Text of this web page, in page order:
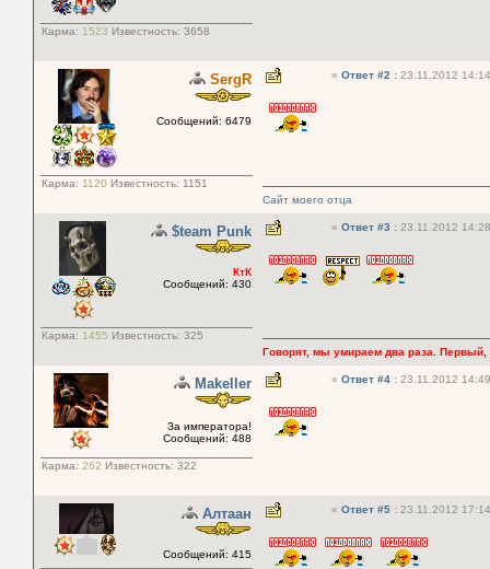
Карма: 1523 Известность: 3658
SergR
Сообщений: 6479
Карма: 1120 Известность: 1151
« Ответ #2 : 23.11.2012
Сайт моего отца
$team Punk
КтК
Сообщений: 430
Карма: 1455 Известность: 325
« Ответ #3 : 23.11.2012
Говорят, мы умираем два раза.
Makeller
За императора!
Сообщений: 488
Карма: 262 Известность: 322
« Ответ #4 : 23.11.2012
Алтаан
Сообщений: 415
« Ответ #5 : 23.11.2012